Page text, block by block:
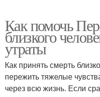
Как помочь
близкого
утраты
Как принять смерть
пережить тяжелые
через всю жизнь. Если